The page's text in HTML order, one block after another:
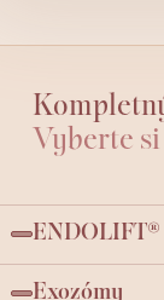
Vyberte
Exozómy